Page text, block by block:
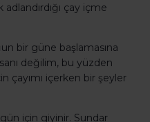
çay içme
bir güne başlamasına
değilim, bu yüzden
çayımı içerken bir şeyler
gün için giyinir. Sundar